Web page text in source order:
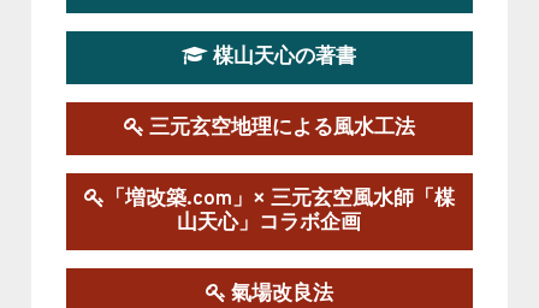
第１９期立命塾実践的風水学講座
この講座の募集は終了しました。
陰宅三元玄空風水講座
2025-06-07～2025-06-08
この講座の募集は終了しました。
楳山天心の著書
三元玄空地理による風水工法
「増改築.com」× 三元玄空風水師「楳
山天心」コラボ企画
氣場改良法